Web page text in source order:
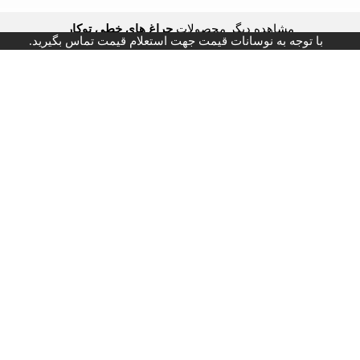
مشاهده دیگر محصولاتچراغ های خطی توکار
با توجه به نوسانات قیمت جهت استعلام قیمت تماس بگیرید.